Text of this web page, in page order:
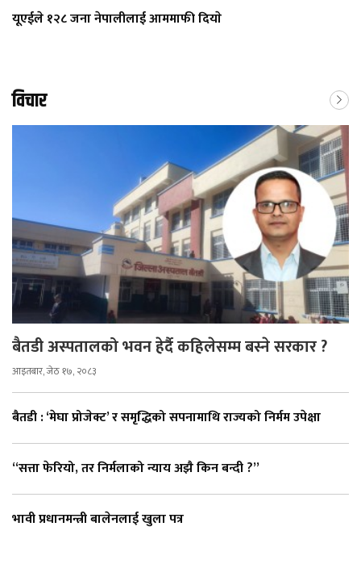
यूएईले १२८ जना नेपालीलाई आममाफी दियाे
विचार
बैतडी अस्पतालको भवन हेर्दै कहिलेसम्म बस्ने सरकार ?
आइतबार, जेठ १७, २०८३
बैतडी : ‘मेघा प्रोजेक्ट’ र समृद्धिको सपनामाथि राज्यको निर्मम उपेक्षा
“सत्ता फेरियो, तर निर्मलाको न्याय अझै किन बन्दी ?”
भावी प्रधानमन्त्री बालेनलाई खुला पत्र